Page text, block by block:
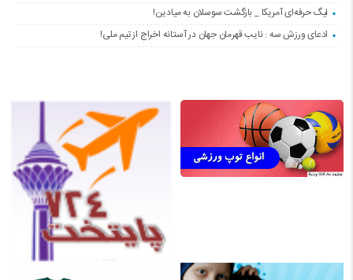
لیگ حرفه‌ای آمریکا _ بازگشت سوسلان به میادین!
ادعای ورزش سه : نایب قهرمان جهان در آستانه اخراج از تیم ملی!